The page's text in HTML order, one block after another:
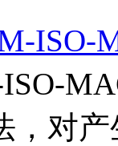
ISO-
，对